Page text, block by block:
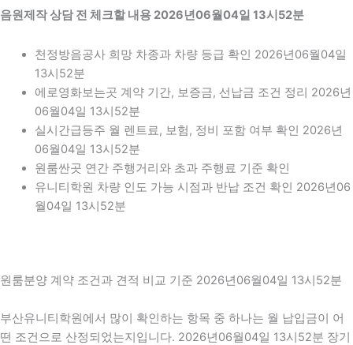
음원제작 상담 전 체크할 내용 2026년06월04일 13시52분
천정방음공사 희망 차종과 차량 등급 확인 2026년06월04일
13시52분
에로영화보는곳 계약 기간, 보증금, 선납금 조건 정리 2026년
06월04일 13시52분
실시간급등주 월 렌트료, 보험, 정비 포함 여부 확인 2026년
06월04일 13시52분
원룸싼곳 연간 주행거리와 초과 주행료 기준 확인
유니티학원 차량 인도 가능 시점과 반납 조건 확인 2026년06
월04일 13시52분
원룸분양 계약 조건과 견적 비교 기준 2026년06월04일 13시52분
부산유니티학원에서 많이 확인하는 항목 중 하나는 월 납입금이 어
떤 조건으로 산정되었는지입니다. 2026년06월04일 13시52분 장기